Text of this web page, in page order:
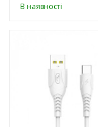
В наявності